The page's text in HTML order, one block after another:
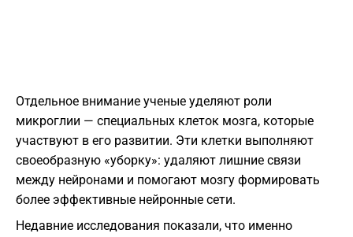
Отдельное внимание ученые уделяют роли
микроглии — специальных клеток мозга, которые
участвуют в его развитии. Эти клетки выполняют
своеобразную «уборку»: удаляют лишние связи
между нейронами и помогают мозгу формировать
более эффективные нейронные сети.
Недавние исследования показали, что именно